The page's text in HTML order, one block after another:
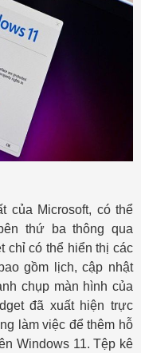
của Microsoft, có thể
thứ ba thông qua
chỉ có thể hiển thị các
gồm lịch, cập nhật
chụp màn hình của
đã xuất hiện trực
làm việc để thêm hỗ
Windows 11. Tệp kê